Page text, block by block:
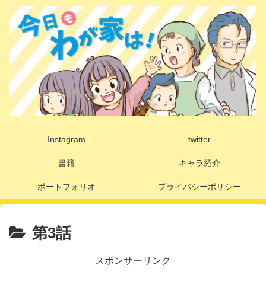
Instagram twitter
書籍 キャラ紹介
ポートフォリオ プライバシーポリシー
第3話
スポンサーリンク